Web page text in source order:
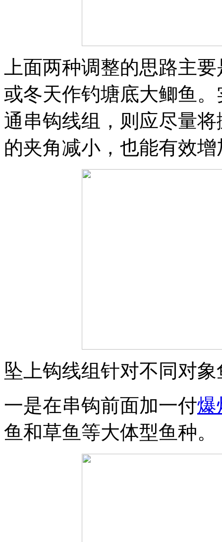
上面两种调整的思路主
或冬天作钓塘底大鲫鱼
通串钩线组，则应尽量
的夹角减小，也能有效
坠上钩线组针对不同对
一是在串钩前面加一付爆
鱼和草鱼等大体型鱼种。